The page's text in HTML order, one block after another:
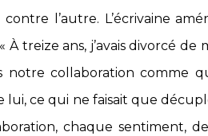
l’autre. L’écrivaine
À treize ans, j’avais divorcé de
notre collaboration comme
lui, ce qui ne faisait que
chaque sentiment,